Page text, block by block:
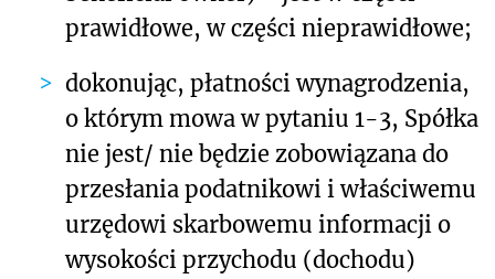
prawidłowe, w części nieprawidłowe;
dokonując, płatności wynagrodzenia,
o którym mowa w pytaniu 1-3, Spółka
nie jest/ nie będzie zobowiązana do
przesłania podatnikowi i właściwemu
urzędowi skarbowemu informacji o
wysokości przychodu (dochodu)